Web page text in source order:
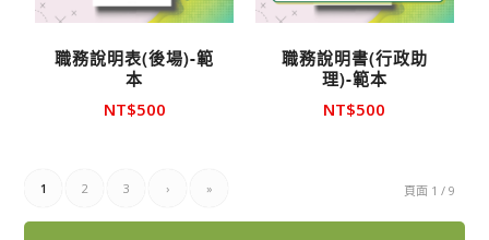
職務說明表(後場)-範
本
NT$500
職務說明書(行政助
理)-範本
NT$500
頁面 1 / 9
1 2 3 › »